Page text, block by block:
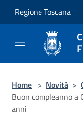
Regione Toscana
Home > Novità >
Buon compleanno
anni